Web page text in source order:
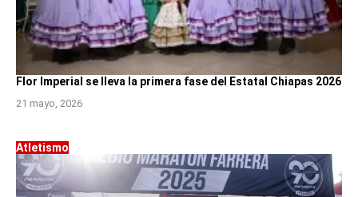
Flor Imperial se lleva la primera fase del Estatal Chiapas 2026
21 mayo, 2026
Atletismo